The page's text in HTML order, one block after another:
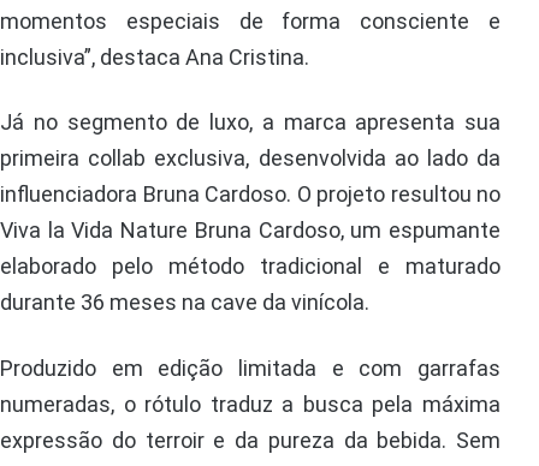
momentos especiais de forma consciente e
inclusiva”, destaca Ana Cristina.
Já no segmento de luxo, a marca apresenta sua
primeira collab exclusiva, desenvolvida ao lado da
influenciadora Bruna Cardoso. O projeto resultou no
Viva la Vida Nature Bruna Cardoso, um espumante
elaborado pelo método tradicional e maturado
durante 36 meses na cave da vinícola.
Produzido em edição limitada e com garrafas
numeradas, o rótulo traduz a busca pela máxima
expressão do terroir e da pureza da bebida. Sem